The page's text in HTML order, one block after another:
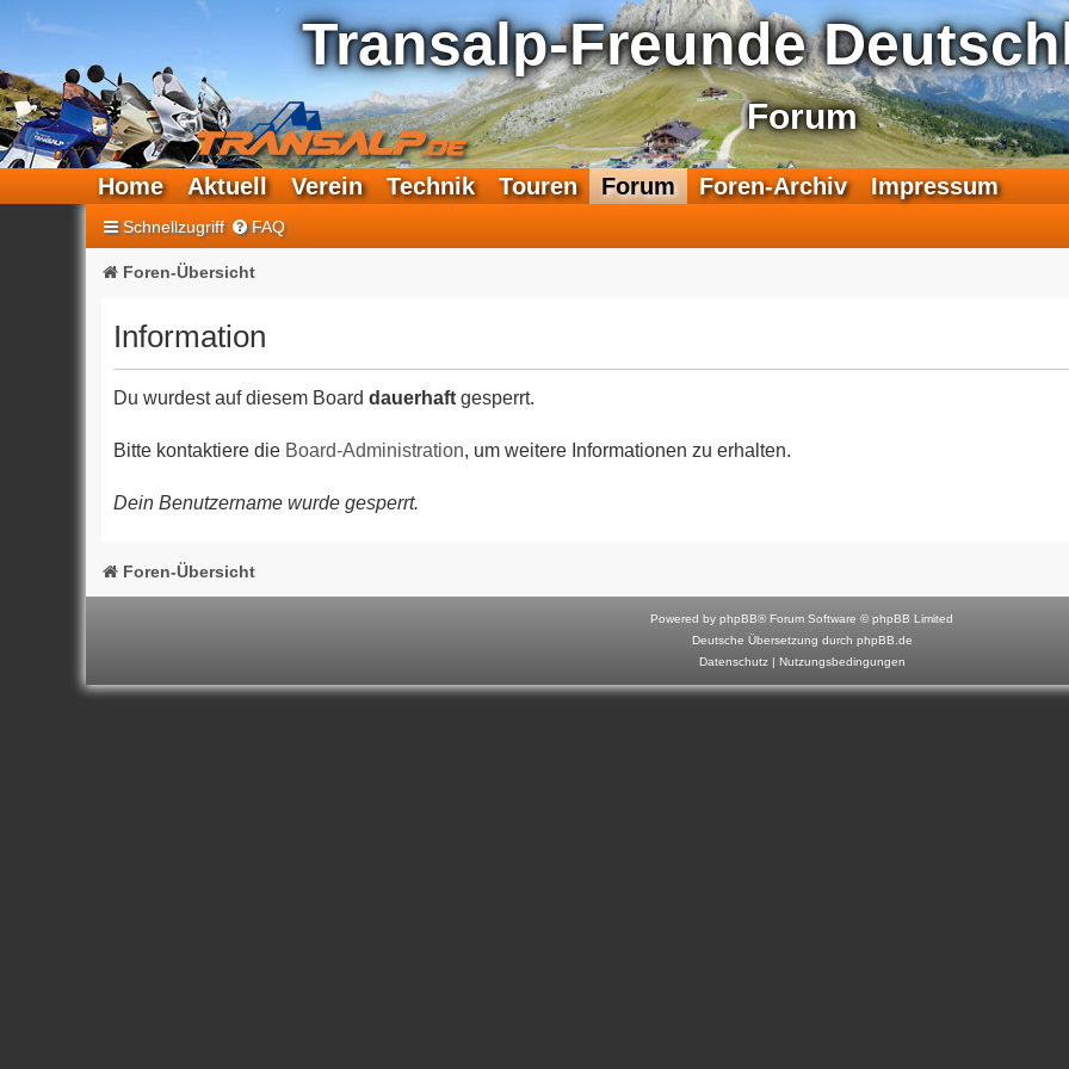
Transalp-Freunde
Forum
F
e
a
r
u
m
Home Aktuell Verein Technik Touren Forum Foren-Archiv Impressum
Schnellzugriff FAQ
Foren-Übersicht
Information
Du wurdest auf diesem Board dauerhaftgesperrt.
Bitte kontaktiere die Board-Administration, um weitere Informationen zu erhalten.
Dein Benutzername wurde gesperrt.
Foren-Übersicht
Powered by phpBB® Forum Software © phpBB Limited
Deutsche Übersetzung durch phpBB.de
Datenschutz| Nutzungsbedingungen